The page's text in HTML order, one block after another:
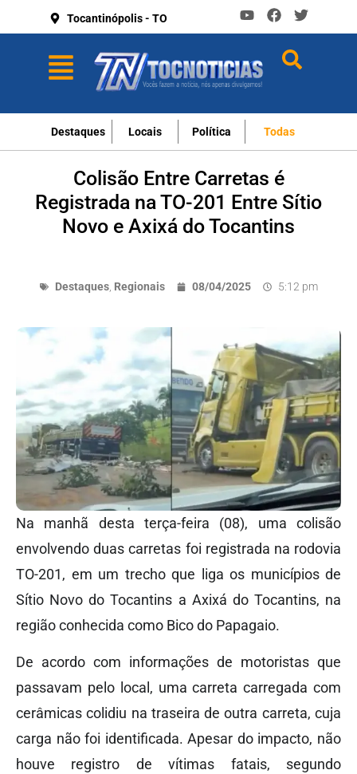
Tocantinópolis - TO
Destaques Locais Política Todas
Colisão Entre Carretas é
Registrada na TO-201 Entre Sítio
Novo e Axixá do Tocantins
Destaques, Regionais 08/04/2025 5:12 pm
Na manhã desta terça-feira (08), uma colisão
envolvendo duas carretas foi registrada na rodovia
TO-201, em um trecho que liga os municípios de
Sítio Novo do Tocantins a Axixá do Tocantins, na
região conhecida como Bico do Papagaio.
De acordo com informações de motoristas que
passavam pelo local, uma carreta carregada com
cerâmicas colidiu na traseira de outra carreta, cuja
carga não foi identificada. Apesar do impacto, não
houve registro de vítimas fatais, segundo